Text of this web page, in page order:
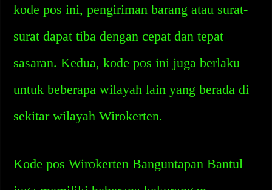
kode pos ini, pengiriman barang atau surat-
surat dapat tiba dengan cepat dan tepat
sasaran. Kedua, kode pos ini juga berlaku
untuk beberapa wilayah lain yang berada di
sekitar wilayah Wirokerten.
Kode pos Wirokerten Banguntapan Bantul